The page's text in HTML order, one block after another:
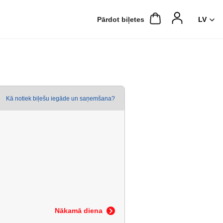
Pārdot biļetes
Kā notiek biļešu iegāde un saņemšana?
Nākamā diena